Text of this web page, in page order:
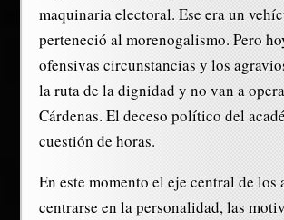
maquinaria electoral. Ese era un
perteneció al morenogalismo. Pero
ofensivas circunstancias y los
la ruta de la dignidad y no van a
Cárdenas. El deceso político del
cuestión de horas.
En este momento el eje central de los
centrarse en la personalidad, las